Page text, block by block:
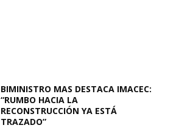
BIMINISTRO MAS DESTACA IMACEC:
“RUMBO HACIA LA
RECONSTRUCCIÓN YA ESTÁ
TRAZADO”